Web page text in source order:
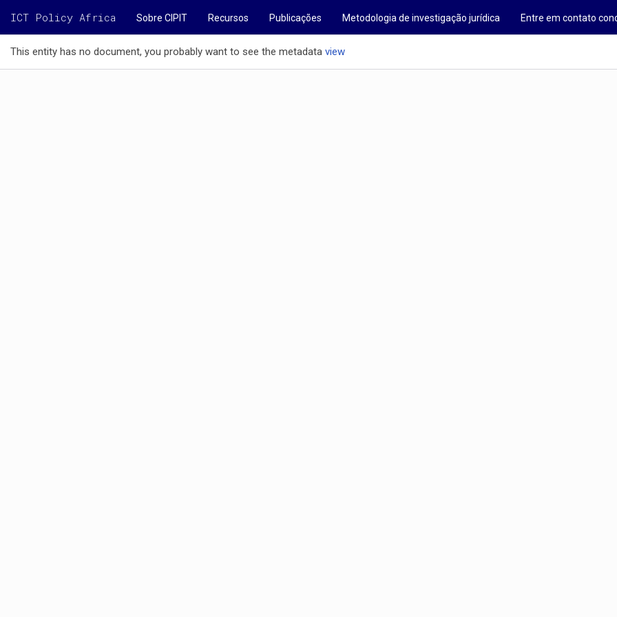
ICT Policy Africa Sobre CIPIT Recursos Publicações Metodologia de investigação jurídica Entre em contato
This entity has no document, you probably want to see the metadata view